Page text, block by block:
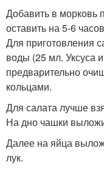
Добавить в морковь
оставить на 5-6
Для приготовления
воды (25 мл. Уксуса
предварительно
кольцами.
Для салата лучше
На дно чашки
Далее на яйца
лук.